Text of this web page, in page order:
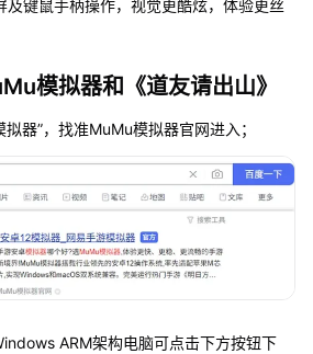
及键鼠手柄操作，视觉更酷炫，体验更丝
模拟器和《道友请出山》
器”，找准MuMu模拟器官网进入；
ARM架构电脑可点击下方按钮下